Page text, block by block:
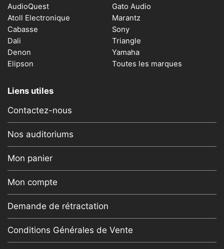
AudioQuest
Atoll Electronique
Cabasse
Dali
Denon
Elipson
Gato Audio
Marantz
Sony
Triangle
Yamaha
Toutes les marques
Liens utiles
Contactez-nous
Nos auditoriums
Mon panier
Mon compte
Demande de rétractation
Conditions Générales de Vente